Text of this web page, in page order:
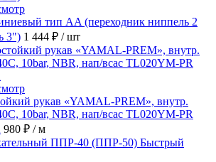
тип AA (переходник ниппель 2
3") 1 444 ₽ / шт
рукав «YAMAL-PREM», внутр.
10bar, NBR, нап/всас TL020YM-PR
980 ₽ / м
Быстрый